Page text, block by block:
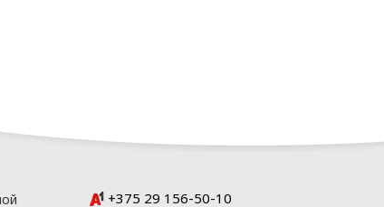
+375 29 156-50-10
реализации Политики в отношении
документы:
персональных данных в ООО
конфиденциальности при обработке
документы, направленные на